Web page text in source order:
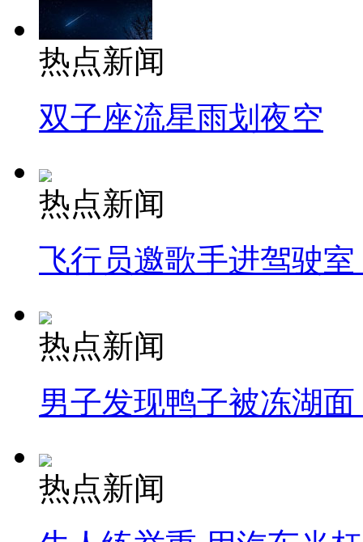
热点新闻
双子座流星雨划夜空
热点新闻
飞行员邀歌手进驾驶
热点新闻
男子发现鸭子被冻湖
热点新闻